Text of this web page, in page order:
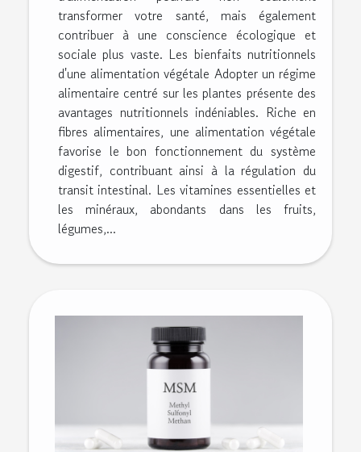
transformer votre santé, mais également
contribuer à une conscience écologique et
sociale plus vaste. Les bienfaits nutritionnels
d'une alimentation végétale Adopter un régime
alimentaire centré sur les plantes présente des
avantages nutritionnels indéniables. Riche en
fibres alimentaires, une alimentation végétale
favorise le bon fonctionnement du système
digestif, contribuant ainsi à la régulation du
transit intestinal. Les vitamines essentielles et
les minéraux, abondants dans les fruits,
légumes,...